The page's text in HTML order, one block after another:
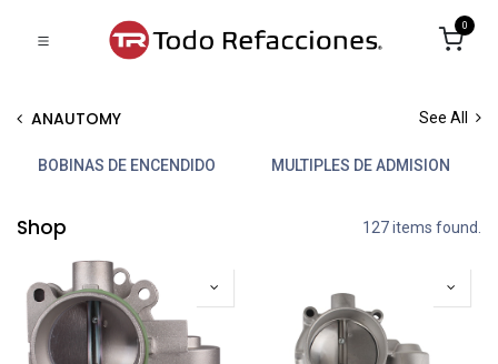
0
ANAUTOMY See All
BOBINAS DE ENCENDIDO MULTIPLES DE ADMISION
Shop 127 items found.